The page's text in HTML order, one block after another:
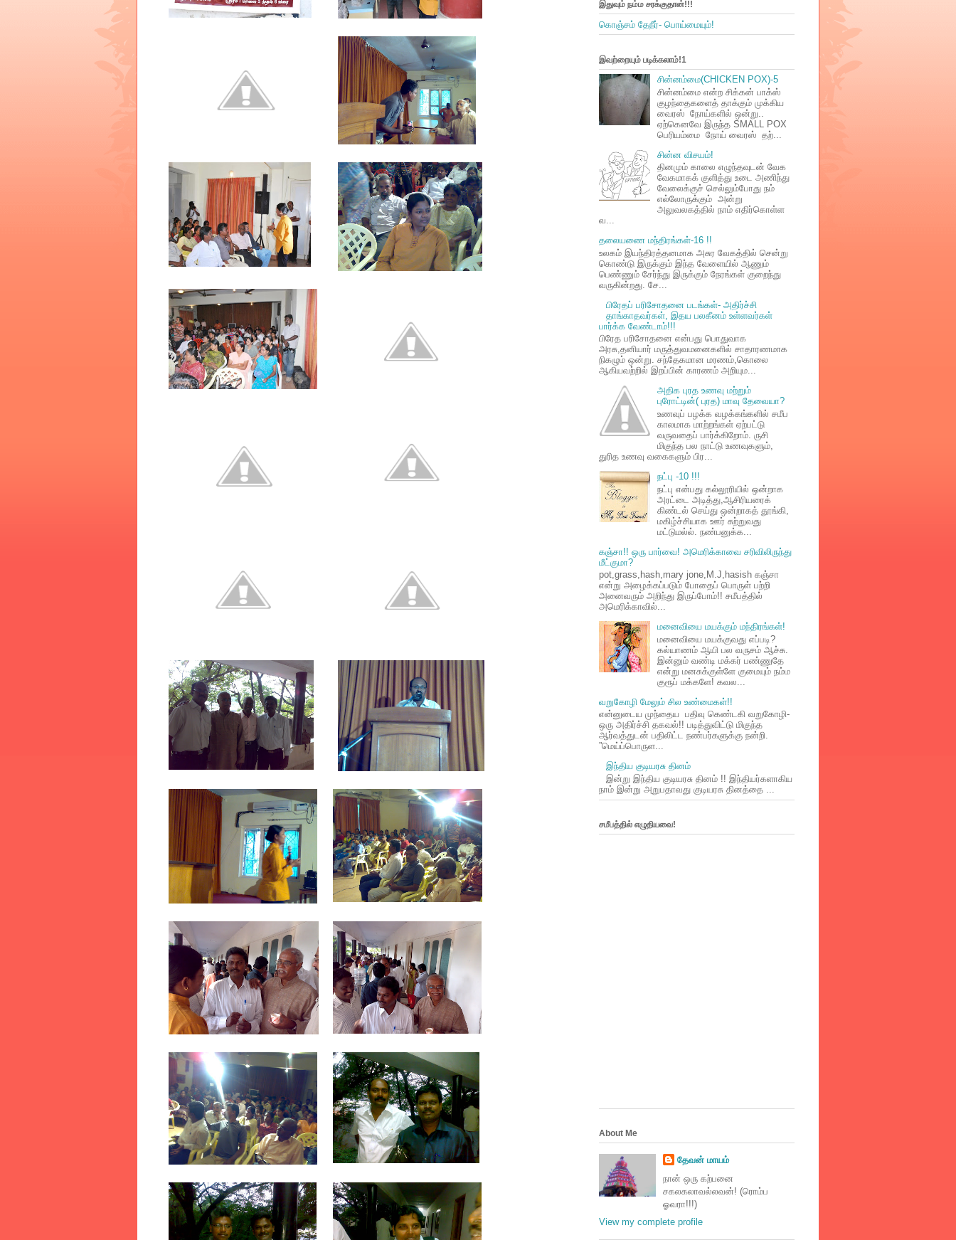
இதுவும் நம்ம சரக்குதான்!!!
கொஞ்சம் தேநீர்- பொய்மையும்!
இவற்றையும் படிக்கலாம்!1
சின்னம்மை(CHICKEN POX)-5
சின்னம்மை என்ற சிக்கன் பாக்ஸ்
குழந்தைகளைத் தாக்கும் முக்கிய
வைரஸ் நோய்களில் ஒன்று..
ஏற்கெனவே இருந்த SMALL POX
பெரியம்மை நோய் வைரஸ் தற்...
சின்ன விசயம்!
தினமும் காலை எழுந்தவுடன் வேக
வேகமாகக் குளித்து உடை அணிந்து
வேலைக்குச் செல்லும்போது நம்
எல்லோருக்கும் அன்று
அலுவலகத்தில் நாம் எதிர்கொள்ள
வ...
தலையணை மந்திரங்கள்-16 !!
உலகம் இயந்திரத்தனமாக அசுர வேகத்தில் சென்று
கொண்டு இருக்கும் இந்த வேளையில் ஆணும்
பெண்ணும் சேர்ந்து இருக்கும் நேரங்கள் குறைந்து
வருகின்றது. சே...
பிரேதப் பரிசோதனை படங்கள்- அதிர்ச்சி
தாங்காதவர்கள், இதய பலகீனம் உள்ளவர்கள்
பார்க்க வேண்டாம்!!!
பிரேத பரிசோதனை என்பது பொதுவாக
அரசு,தனியார் மருத்துவமனைகளில் சாதாரணமாக
நிகழும் ஒன்று. சந்தேகமான மரணம்,கொலை
ஆகியவற்றில் இறப்பின் காரணம் அறியும...
அதிக புரத உணவு மற்றும்
புரோட்டின்( புரத) மாவு தேவையா?
உணவுப் பழக்க வழக்கங்களில் சமீப
காலமாக மாற்றங்கள் ஏற்பட்டு
வருவதைப் பார்க்கிறோம். ருசி
மிகுந்த பல நாட்டு உணவுகளும்,
துரித உணவு வகைகளும் பிர...
நட்பு -10 !!!
நட்பு என்பது கல்லூரியில் ஒன்றாக
அரட்டை அடித்து,ஆசிரியரைக்
கிண்டல் செய்து ஒன்றாகத் தூங்கி,
மகிழ்ச்சியாக ஊர் சுற்றுவது
மட்டுமல்ல். நண்பனுக்க...
கஞ்சா!! ஒரு பார்வை! அமெரிக்காவை சரிவிலிருந்து
மீட்குமா?
pot,grass,hash,mary jone,M.J,hasish கஞ்சா
என்று அழைக்கப்படும் போதைப் பொருள் பற்றி
அனைவரும் அறிந்து இருப்போம்!! சமீபத்தில்
அமெரிக்காவில்...
மனைவியை மயக்கும் மந்திரங்கள்!
மனைவியை மயக்குவது எப்படி?
கல்யாணம் ஆயி பல வருசம் ஆச்சு.
இன்னும் வண்டி மக்கர் பண்ணுதே
என்று மனசுக்குள்ளே குமையும் நம்ம
குரூப் மக்களே! கவல...
வறுகோழி மேலும் சில உண்மைகள்!!
என்னுடைய முந்தைய பதிவு கெண்டகி வறுகோழி-
ஒரு அதிர்ச்சி தகவல்!! படித்துவிட்டு மிகுந்த
ஆர்வத்துடன் பதிலிட்ட நண்பர்களுக்கு நன்றி.
”மெய்ப்பொருள...
இந்திய குடியரசு தினம்
இன்று இந்திய குடியரசு தினம் !! இந்தியர்களாகிய
நாம் இன்று அறுபதாவது குடியரசு தினத்தை ...
சமீபத்தில் எழுதியவை!
About Me
தேவன் மாயம்
நான் ஒரு கற்பனை
சகலகலாவல்லவன்! (ரொம்ப
ஓவரா!!!)
View my complete profile